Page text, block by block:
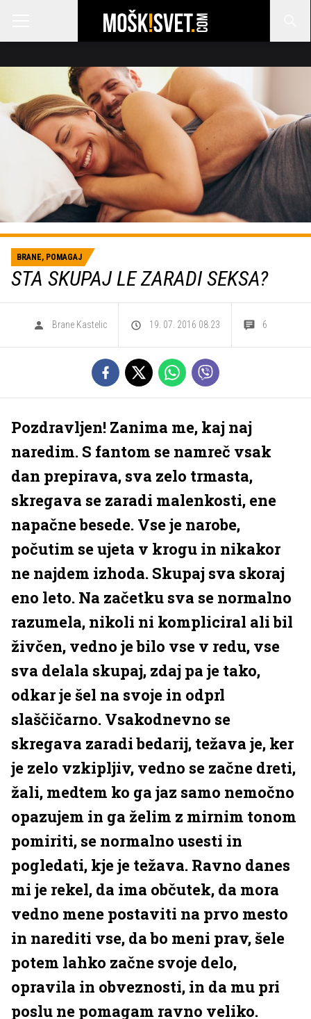
BRANE, POMAGAJ
STA SKUPAJ LE ZARADI SEKSA?
Brane Kastelic 19. 07. 2016 08.23 6
Pozdravljen! Zanima me, kaj naj
naredim. S fantom se namreč vsak
dan prepirava, sva zelo trmasta,
skregava se zaradi malenkosti, ene
napačne besede. Vse je narobe,
počutim se ujeta v krogu in nikakor
ne najdem izhoda. Skupaj sva skoraj
eno leto. Na začetku sva se normalno
razumela, nikoli ni kompliciral ali bil
živčen, vedno je bilo vse v redu, vse
sva delala skupaj, zdaj pa je tako,
odkar je šel na svoje in odprl
slaščičarno. Vsakodnevno se
skregava zaradi bedarij, težava je, ker
je zelo vzkipljiv, vedno se začne dreti,
žali, medtem ko ga jaz samo nemočno
opazujem in ga želim z mirnim tonom
pomiriti, se normalno usesti in
pogledati, kje je težava. Ravno danes
mi je rekel, da ima občutek, da mora
vedno mene postaviti na prvo mesto
in narediti vse, da bo meni prav, šele
potem lahko začne svoje delo,
opravila in obveznosti, in da mu pri
poslu ne pomagam ravno veliko.